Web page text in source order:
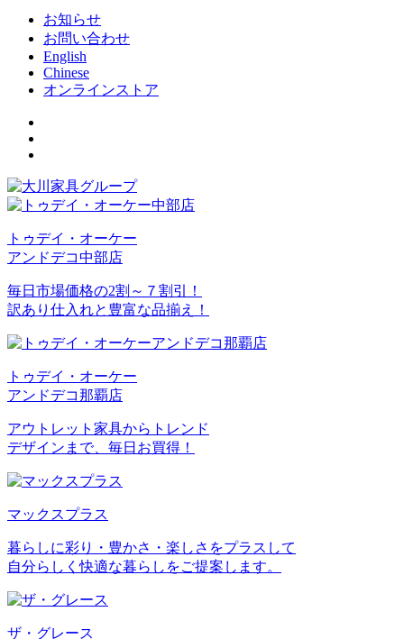
お知らせ
お問い合わせ
English
Chinese
オンラインストア
トゥデイ・オーケー
アンドデコ中部店
毎日市場価格の2割～７割引！
訳あり仕入れと豊富な品揃え！
トゥデイ・オーケー
アンドデコ那覇店
アウトレット家具からトレンド
デザインまで、毎日お買得！
マックスプラス
暮らしに彩り・豊かさ・楽しさをプラスして
自分らしく快適な暮らしをご提案します。
ザ・グレース